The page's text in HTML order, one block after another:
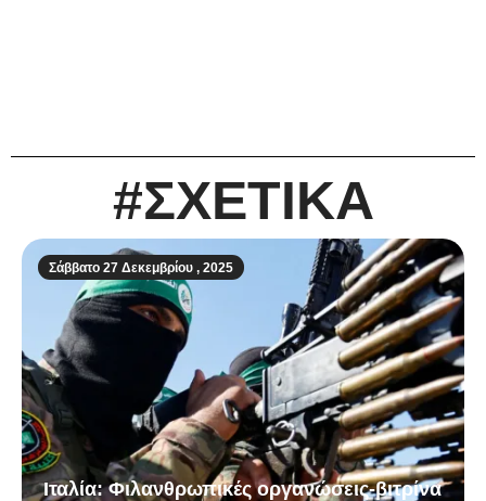
#ΣΧΕΤΙΚΑ
Σάββατο 27 Δεκεμβρίου , 2025
Ιταλία: Φιλανθρωπικές οργανώσεις-βιτρίνα